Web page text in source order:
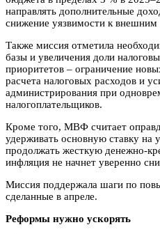
направлять дополнительные
снижение уязвимости к
Также миссия отметила
базы и увеличения доли
приоритетов – ограничение
расчета налоговых расходов и
администрирования при
налогоплательщиков.
Кроме того, МВФ считает
удерживать основную ставку на
продолжать жесткую денежно-
инфляция не начнет уверенно
Миссия поддержала шаги по
сделанные в апреле.
Реформы нужно ускорять